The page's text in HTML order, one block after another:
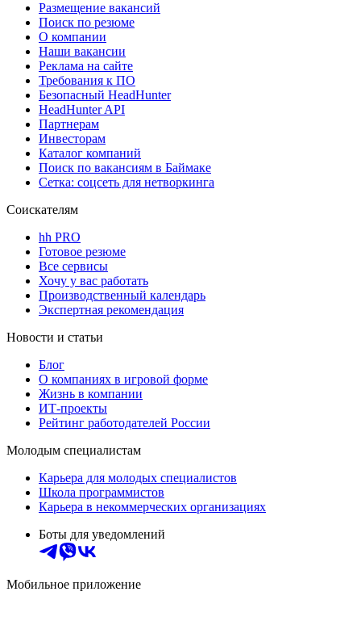
Размещение вакансий
Поиск по резюме
О компании
Наши вакансии
Реклама на сайте
Требования к ПО
Безопасный HeadHunter
HeadHunter API
Партнерам
Инвесторам
Каталог компаний
Поиск по вакансиям в Баймаке
Сетка: соцсеть для нетворкинга
Соискателям
hh PRO
Готовое резюме
Все сервисы
Хочу у вас работать
Производственный календарь
Экспертная рекомендация
Новости и статьи
Блог
О компаниях в игровой форме
Жизнь в компании
ИТ-проекты
Рейтинг работодателей России
Молодым специалистам
Карьера для молодых специалистов
Школа программистов
Карьера в некоммерческих организациях
Боты для уведомлений
Мобильное приложение